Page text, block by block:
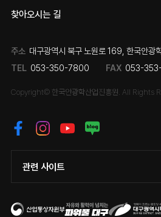
찾아오시는 길
주소 대구광역시 북구 노원로 169, 한국안광
TEL 053-350-7800 FAX 053-
Copyright© 한국안광학산업진흥원. All Rights
관련 사이트